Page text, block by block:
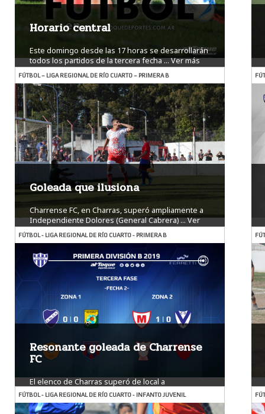
Horario central
Este domingo desde las 17 horas se desarrollarán
todos los partidos de la tercera fecha ...Ver más
FÚTBOL – LIGA REGIONAL DE RÍO CUARTO – PRIMERA B
Goleada que ilusiona
Charrense FC, en Charras, superó ampliamente a
Independiente Dolores (General Cabrera) ...Ver
más
FÚTBOL - LIGA REGIONAL DE RÍO CUARTO - PRIMERA B
Resonante goleada de Charrense
FC
El elenco de Charras superó de local a
Independiente Dolores por 7 a 2 y comanda junto
a ...Ver más
FÚTBOL - LIGA REGIONAL DE RÍO CUARTO - INFANTO JUVENIL